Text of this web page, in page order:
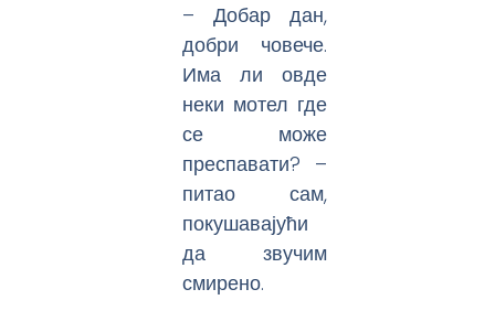
– Добар дан,
добри човече.
Има ли овде
неки мотел где
се може
преспавати? –
питао сам,
покушавајући
да звучим
смирено.